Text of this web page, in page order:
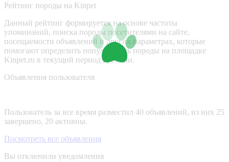
Рейтинг породы на Kinpet
Данный рейтинг формируется на основе частоты
упоминаний, поиска породы посетителями на сайте,
посещаемости объявлений и других параметрах, которые
помогают определить популярность породы на площадке
Kinpet.ru в текущий период времени.
Объявления пользователя
Пользователь за все время разместил 40 объявлений, из них 25
завершено, 20 активны.
Посмотреть все объявления
Вы отключили уведомления